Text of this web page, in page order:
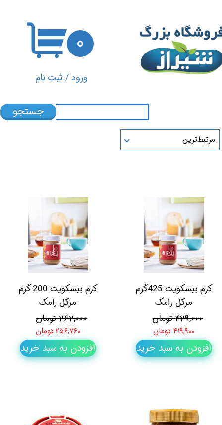
ورود/ ثبت نام
تغییر گذر واژه
سفارشات
۰
جستجو
مرتبط‌ترین
کرم بیسکویت 425گرم
مرکل رامک
۴۲۹,۰۰۰ تومان
۴۱۹,۹۰۰ تومان
افزودن به سبد خرید
کرم بیسکویت 200 گرم
مرکل رامک
۲۶۲,۰۰۰ تومان
۲۵۶,۷۶۰ تومان
افزودن به سبد خرید